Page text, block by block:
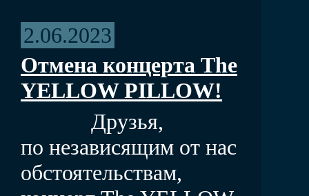
2.06.2023
Отмена концерта The
YELLOW PILLOW!
Друзья,
по независящим от нас
обстоятельствам,